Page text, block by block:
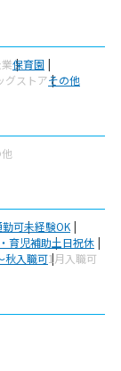
保育園
グストアその他
勤可未経験OK
育児補助土日祝休
秋入職可1月入職可